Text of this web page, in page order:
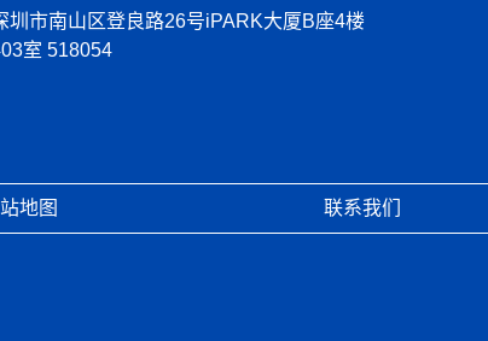
圳市南山区登良路26号iPARK大厦B座4楼
室 518054
地图 联系我们